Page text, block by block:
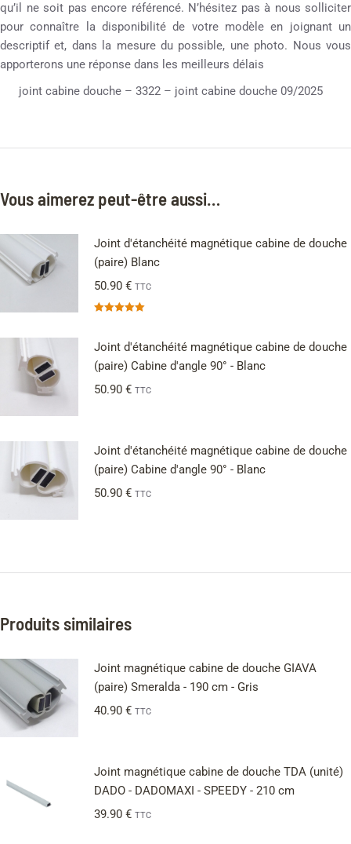
qu’il ne soit pas encore référencé. N’hésitez pas à nous solliciter
pour connaître la disponibilité de votre modèle en joignant un
descriptif et, dans la mesure du possible, une photo. Nous vous
apporterons une réponse dans les meilleurs délais
joint cabine douche – 3322 – joint cabine douche 09/2025
Vous aimerez peut-être aussi…
Joint d'étanchéité magnétique cabine de douche
(paire) Blanc
50.90 € TTC
Joint d'étanchéité magnétique cabine de douche
(paire) Cabine d'angle 90° - Blanc
50.90 € TTC
Joint d'étanchéité magnétique cabine de douche
(paire) Cabine d'angle 90° - Blanc
50.90 € TTC
Produits similaires
Joint magnétique cabine de douche GIAVA
(paire) Smeralda - 190 cm - Gris
40.90 € TTC
Joint magnétique cabine de douche TDA (unité)
DADO - DADOMAXI - SPEEDY - 210 cm
39.90 € TTC